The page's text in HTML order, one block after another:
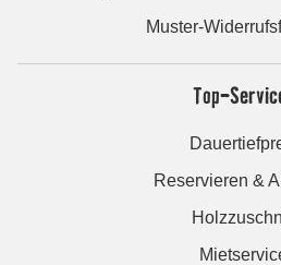
Muster-
Top-
Reservieren &